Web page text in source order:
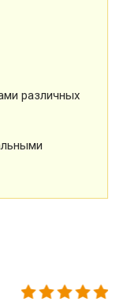
различных